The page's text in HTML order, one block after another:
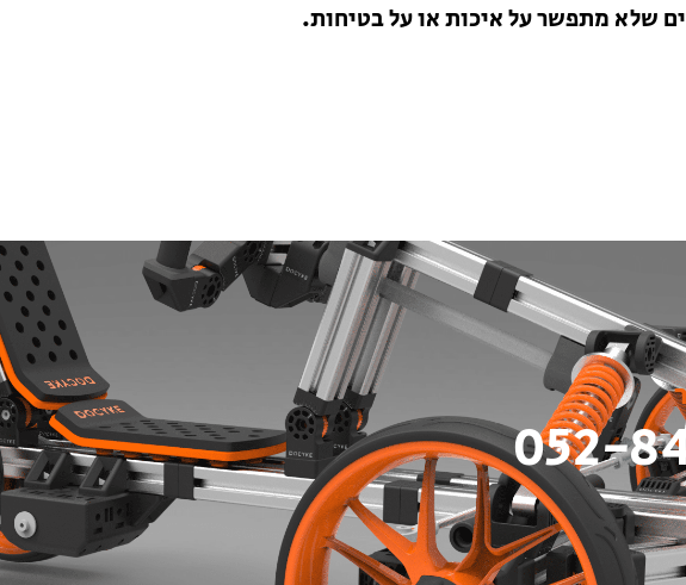
שלא מתפשר על איכות או על בטיחות.